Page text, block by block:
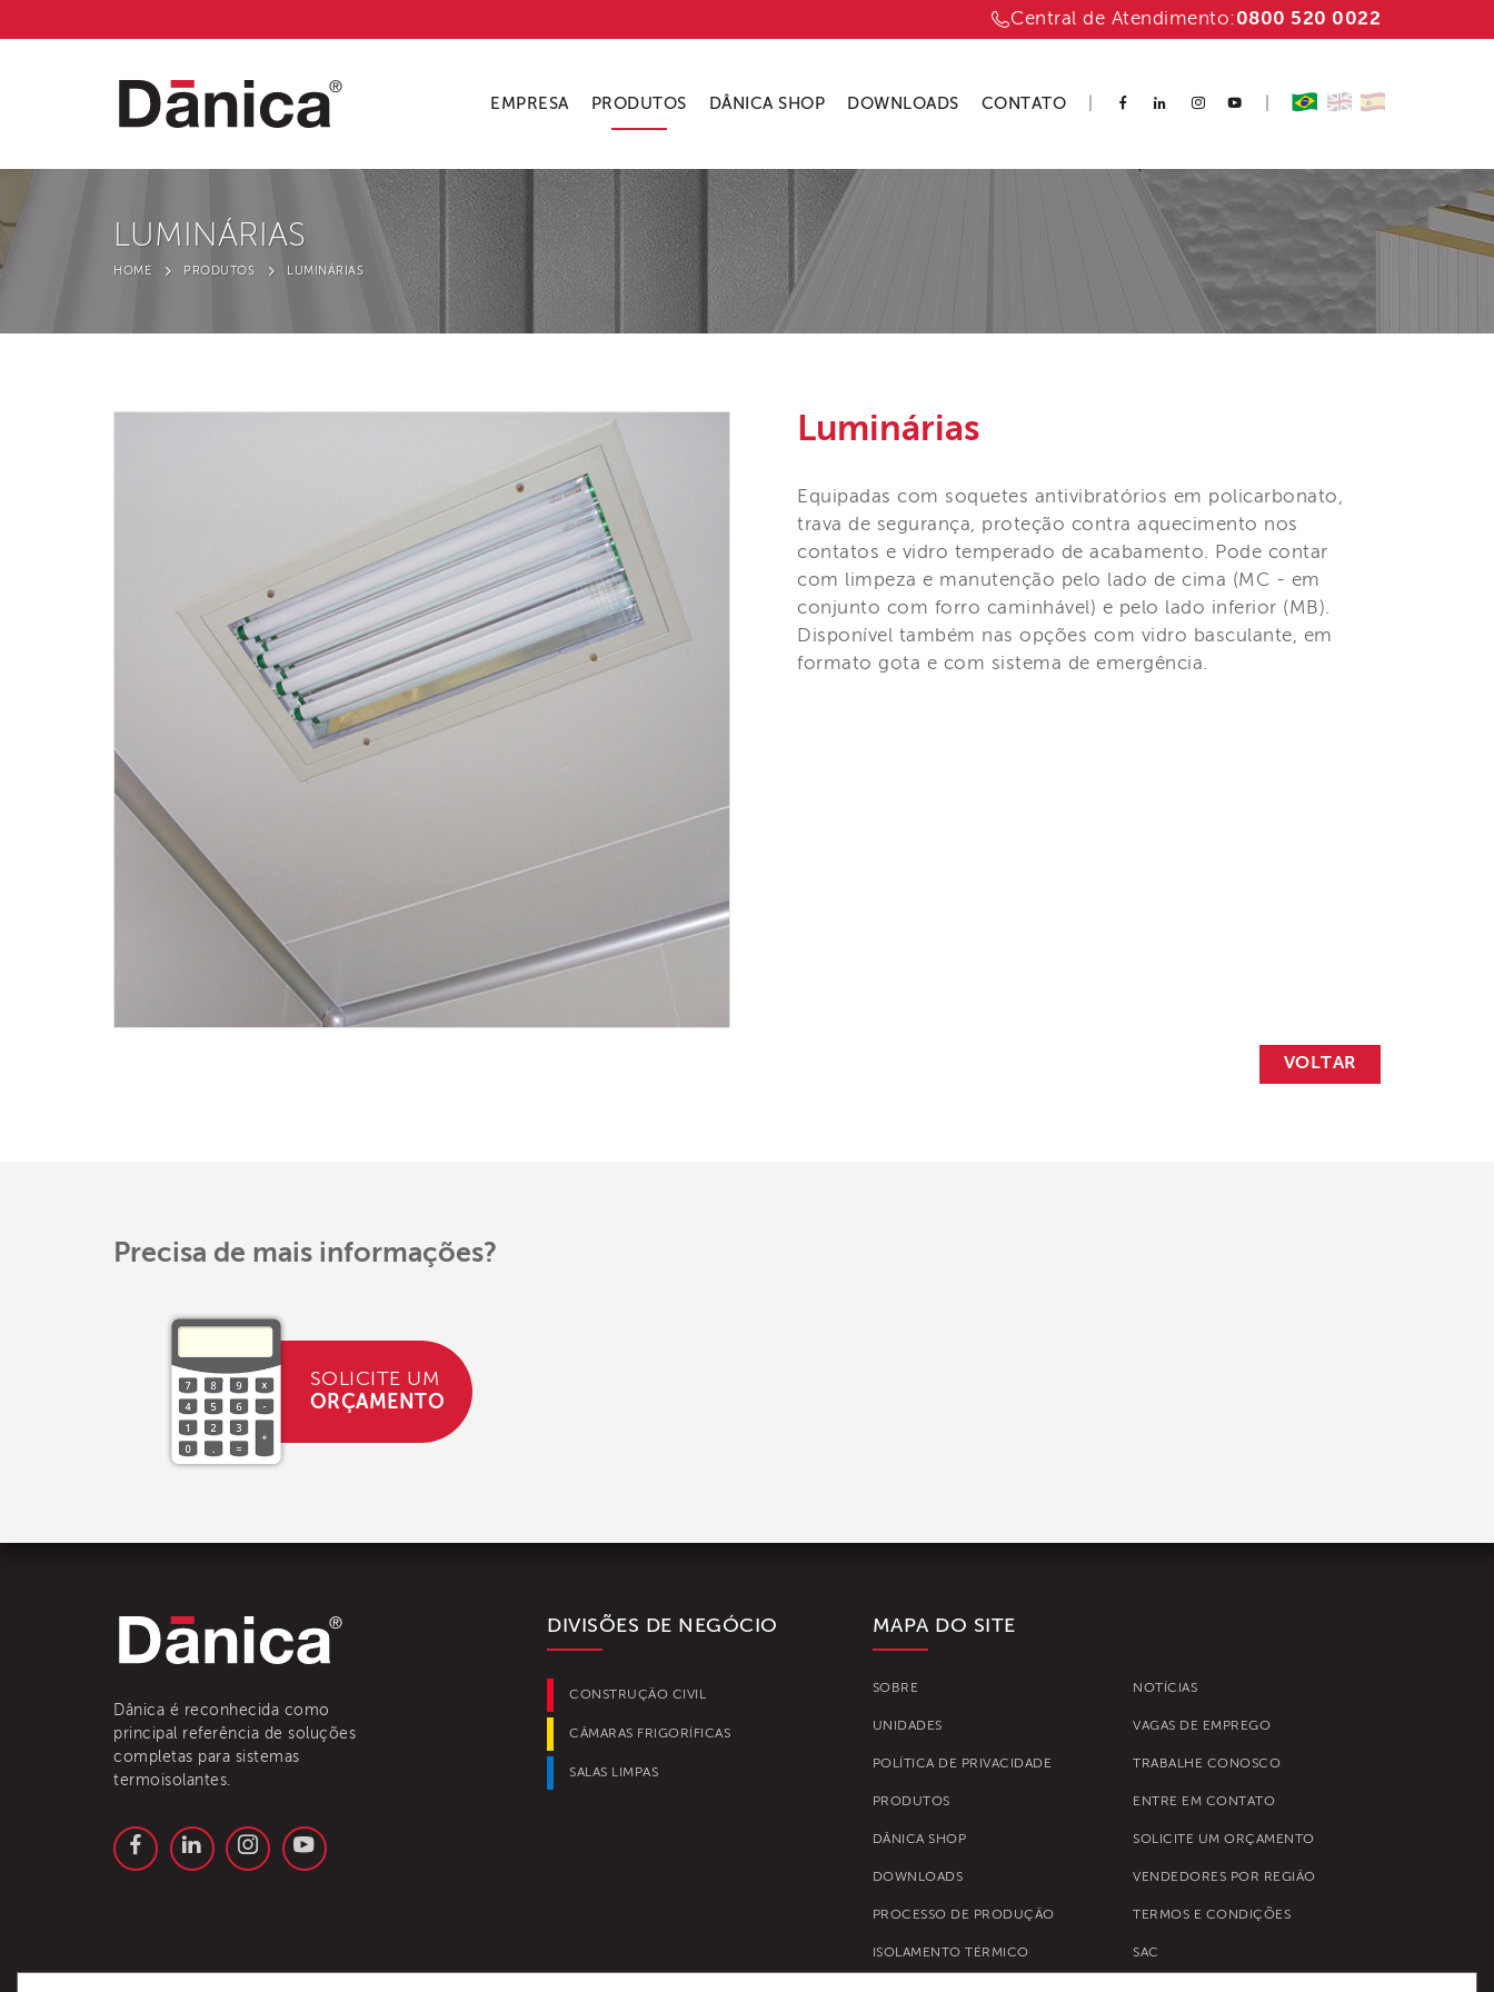
Central de Atendimento:0800 520 0022
EMPRESA PRODUTOS DÂNICA SHOP DOWNLOADS CONTATO
LUMINÁRIAS
HOME PRODUTOS LUMINÁRIAS
Luminárias
Equipadas com soquetes antivibratórios em policarbonato,
trava de segurança, proteção contra aquecimento nos
contatos e vidro temperado de acabamento. Pode contar
com limpeza e manutenção pelo lado de cima (MC - em
conjunto com forro caminhável) e pelo lado inferior (MB).
Disponível também nas opções com vidro basculante, em
formato gota e com sistema de emergência.
VOLTAR
Precisa de mais informações?
SOLICITE UM
ORÇAMENTO
Dânica é reconhecida como
principal referência de soluções
completas para sistemas
termoisolantes.
DIVISÕES DE NEGÓCIO
CONSTRUÇÃO CIVIL
CÂMARAS FRIGORÍFICAS
SALAS LIMPAS
MAPA DO SITE
SOBRE
UNIDADES
POLÍTICA DE PRIVACIDADE
PRODUTOS
DÂNICA SHOP
DOWNLOADS
PROCESSO DE PRODUÇÃO
ISOLAMENTO TÉRMICO
NOTÍCIAS
VAGAS DE EMPREGO
TRABALHE CONOSCO
ENTRE EM CONTATO
SOLICITE UM ORÇAMENTO
VENDEDORES POR REGIÃO
TERMOS E CONDIÇÕES
SAC